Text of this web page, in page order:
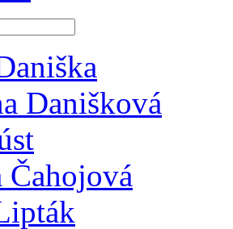
Danišková
Čahojová